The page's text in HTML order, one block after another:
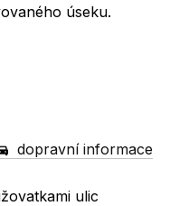
úseku.
dopravní informace
ulic